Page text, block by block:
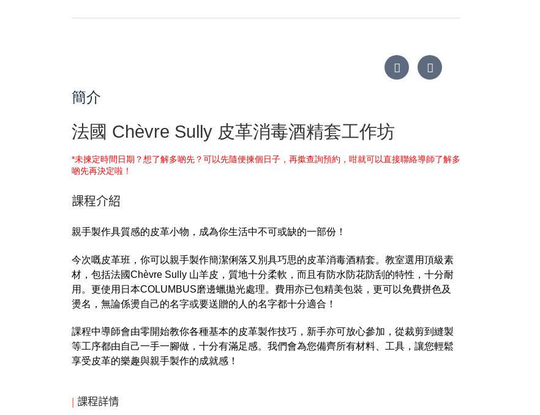
簡介
法國 Chèvre Sully 皮革消毒酒精套工作坊
*未揀定時間日期？想了解多啲先？可以先隨便揀個日子，再撳查詢預約，咁就可以直接聯絡導師了解多
啲先再決定啦！
課程介紹
親手製作具質感的皮革小物，成為你生活中不可或缺的一部份！
今次嘅皮革班，你可以親手製作簡潔俐落又別具巧思的皮革消毒酒精套。教室選用頂級素
材，包括法國Chèvre Sully 山羊皮，質地十分柔軟，而且有防水防花防刮的特性，十分耐
用。更使用日本COLUMBUS磨邊蠟拋光處理。費用亦已包精美包裝，更可以免費拼色及
燙名，無論係燙自己的名字或要送贈的人的名字都十分適合！
課程中導師會由零開始教你各種基本的皮革製作技巧，新手亦可放心參加，從裁剪到縫製
等工序都由自己一手一腳做，十分有滿足感。 我們會為您備齊所有材料、工具，讓您輕鬆
享受皮革的樂趣與親手製作的成就感！
| 課程詳情